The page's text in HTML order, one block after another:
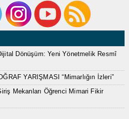
Dönüşüm: Yeni Yönetmelik Resmî
YARIŞMASI “Mimarlığın İzleri”
Mekanları Öğrenci Mimari Fikir